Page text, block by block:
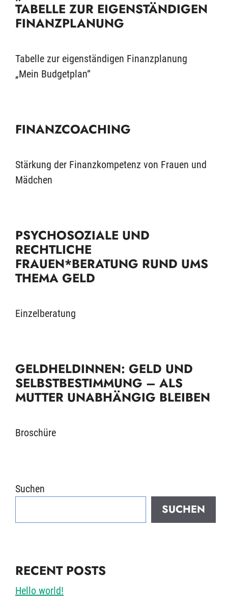
TABELLE ZUR EIGENSTÄNDIGEN
FINANZPLANUNG
Tabelle zur eigenständigen Finanzplanung
„Mein Budgetplan“
FINANZCOACHING
Stärkung der Finanzkompetenz von Frauen und
Mädchen
PSYCHOSOZIALE UND
RECHTLICHE
FRAUEN*BERATUNG RUND UMS
THEMA GELD
Einzelberatung
GELDHELDINNEN: GELD UND
SELBSTBESTIMMUNG – ALS
MUTTER UNABHÄNGIG BLEIBEN
Broschüre
Suchen
SUCHEN
RECENT POSTS
Hello world!